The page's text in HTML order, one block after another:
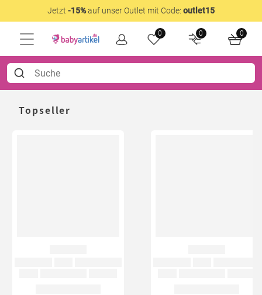
Jetzt -15%auf unser Outlet mit Code: outlet15
0 0 0
Topseller